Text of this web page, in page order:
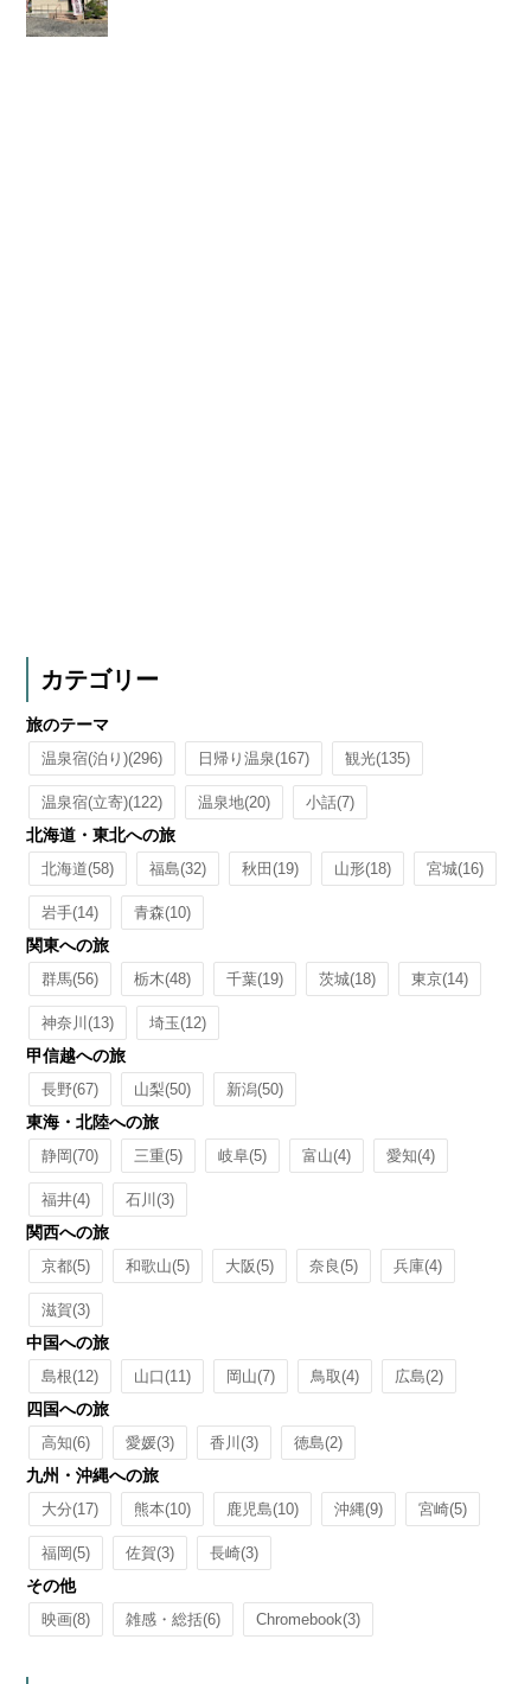
カテゴリー
旅のテーマ
温泉宿(泊り)(296) 日帰り温泉(167) 観光(135)
温泉宿(立寄)(122) 温泉地(20) 小話(7)
北海道・東北への旅
北海道(58) 福島(32) 秋田(19) 山形(18) 宮城(16)
岩手(14) 青森(10)
関東への旅
群馬(56) 栃木(48) 千葉(19) 茨城(18) 東京(14)
神奈川(13) 埼玉(12)
甲信越への旅
長野(67) 山梨(50) 新潟(50)
東海・北陸への旅
静岡(70) 三重(5) 岐阜(5) 富山(4) 愛知(4)
福井(4) 石川(3)
関西への旅
京都(5) 和歌山(5) 大阪(5) 奈良(5) 兵庫(4)
滋賀(3)
中国への旅
島根(12) 山口(11) 岡山(7) 鳥取(4) 広島(2)
四国への旅
高知(6) 愛媛(3) 香川(3) 徳島(2)
九州・沖縄への旅
大分(17) 熊本(10) 鹿児島(10) 沖縄(9) 宮崎(5)
福岡(5) 佐賀(3) 長崎(3)
その他
映画(8) 雑感・総括(6) Chromebook(3)